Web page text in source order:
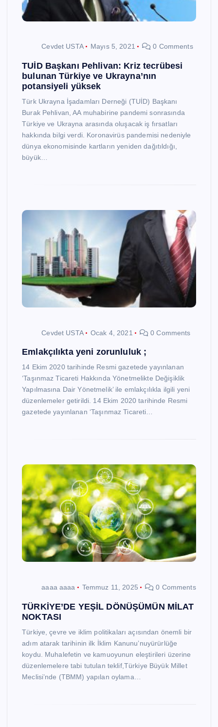
Cevdet USTA Mayıs 5, 2021 0 Comments
TUİD Başkanı Pehlivan: Kriz tecrübesi
bulunan Türkiye ve Ukrayna’nın
potansiyeli yüksek
Türk Ukrayna İşadamları Derneği (TUİD) Başkanı
Burak Pehlivan, AA muhabirine pandemi sonrasında
Türkiye ve Ukrayna arasında oluşacak iş fırsatları
hakkında bilgi verdi. Koronavirüs pandemisi nedeniyle
dünya ekonomisinde kartların yeniden dağıtıldığı,
büyük…
Cevdet USTA Ocak 4, 2021 0 Comments
Emlakçılıkta yeni zorunluluk ;
14 Ekim 2020 tarihinde Resmi gazetede yayınlanan
‘Taşınmaz Ticareti Hakkında Yönetmelikte Değişiklik
Yapılmasına Dair Yönetmelik’ ile emlakçılıkla ilgili yeni
düzenlemeler getirildi. 14 Ekim 2020 tarihinde Resmi
gazetede yayınlanan ‘Taşınmaz Ticareti…
aaaa aaaa Temmuz 11, 2025 0 Comments
TÜRKİYE’DE YEŞİL DÖNÜŞÜMÜN MİLAT
NOKTASI
Türkiye, çevre ve iklim politikaları açısından önemli bir
adım atarak tarihinin ilk İklim Kanunu’nuyürürlüğe
koydu. Muhalefetin ve kamuoyunun eleştirileri üzerine
düzenlemelere tabi tutulan teklif,Türkiye Büyük Millet
Meclisi’nde (TBMM) yapılan oylama…